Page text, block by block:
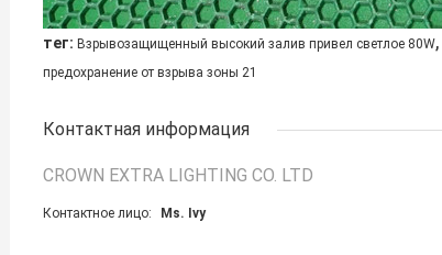
тег: Взрывозащищенный высокий залив привел светлое 80W,
предохранение от взрыва зоны 21
Контактная информация
CROWN EXTRA LIGHTING CO. LTD
Контактное лицо: Ms. Ivy